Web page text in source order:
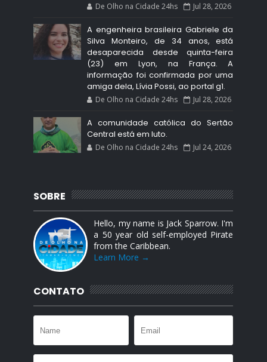
De Olho na Cidade 24hs Jul 28, 2026
A engenheira brasileira Gabriele da
Silva Monteiro, de 34 anos, está
desaparecida desde quinta-feira
(23) em Lyon, na França. A
informação foi confirmada por uma
amiga dela, Lívia Possi, ao portal g1.
De Olho na Cidade 24hs Jul 28, 2026
A comunidade católica do Sertão
Central está em luto.
De Olho na Cidade 24hs Jul 24, 2026
SOBRE
Hello, my name is Jack Sparrow. I'm
a 50 year old self-employed Pirate
from the Caribbean.
Learn More →
CONTATO